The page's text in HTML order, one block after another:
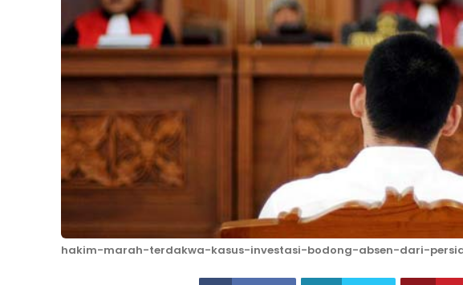
hakim-marah-terdakwa-kasus-investasi-bodong-absen-dari-